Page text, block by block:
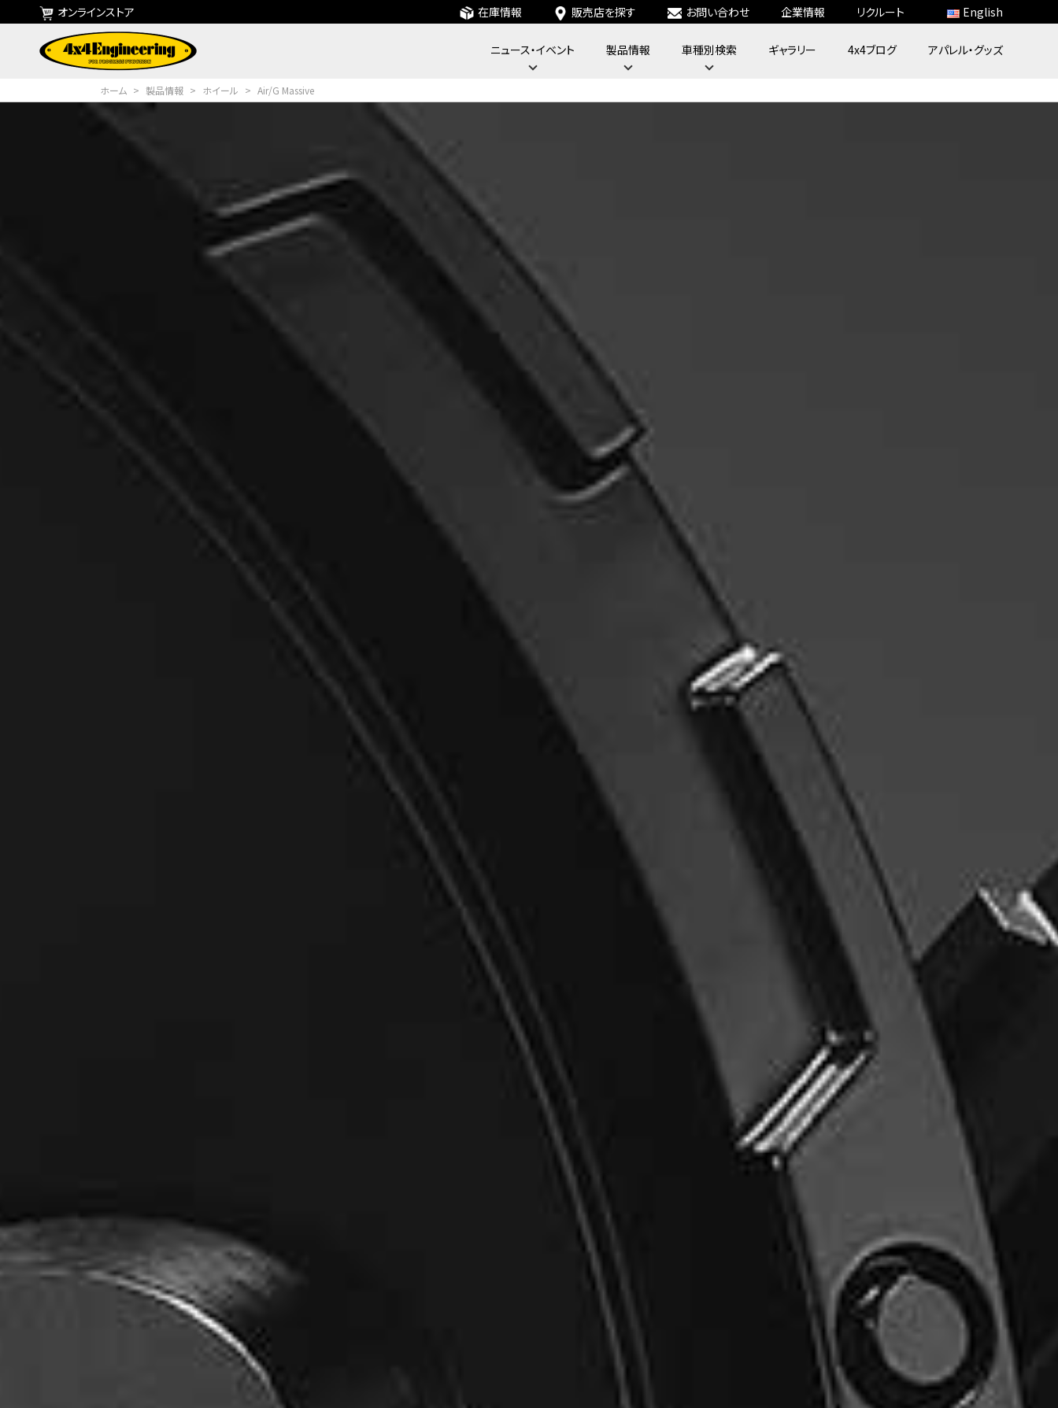
ニュース・イベント 製品情報 車種別検索 ギャラリー 4x4ブログ アパレル・グッズ
オンラインストア 在庫情報 販売店を探す お問い合わせ 企業情報 リクルート English
ホーム > 製品情報 > ホイール > Air/G Massive